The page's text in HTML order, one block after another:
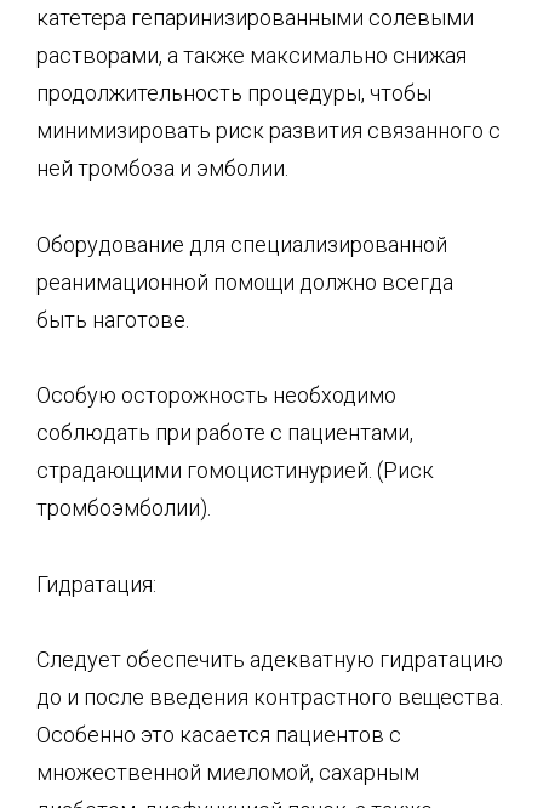
катетера гепаринизированными солевыми
растворами, а также максимально снижая
продолжительность процедуры, чтобы
минимизировать риск развития связанного с
ней тромбоза и эмболии.
Оборудование для специализированной
реанимационной помощи должно всегда
быть наготове.
Особую осторожность необходимо
соблюдать при работе с пациентами,
страдающими гомоцистинурией. (Риск
тромбоэмболии).
Гидратация:
Следует обеспечить адекватную гидратацию
до и после введения контрастного вещества.
Особенно это касается пациентов с
множественной миеломой, сахарным